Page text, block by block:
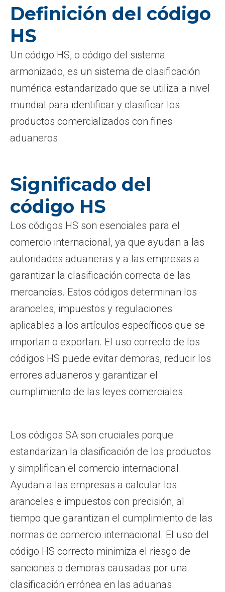
Definición del código
HS
Un código HS, o código del sistema
armonizado, es un sistema de clasificación
numérica estandarizado que se utiliza a nivel
mundial para identificar y clasificar los
productos comercializados con fines
aduaneros.
Significado del
código HS
Los códigos HS son esenciales para el
comercio internacional, ya que ayudan a las
autoridades aduaneras y a las empresas a
garantizar la clasificación correcta de las
mercancías. Estos códigos determinan los
aranceles, impuestos y regulaciones
aplicables a los artículos específicos que se
importan o exportan. El uso correcto de los
códigos HS puede evitar demoras, reducir los
errores aduaneros y garantizar el
cumplimiento de las leyes comerciales.
Los códigos SA son cruciales porque
estandarizan la clasificación de los productos
y simplifican el comercio internacional.
Ayudan a las empresas a calcular los
aranceles e impuestos con precisión, al
tiempo que garantizan el cumplimiento de las
normas de comercio internacional. El uso del
código HS correcto minimiza el riesgo de
sanciones o demoras causadas por una
clasificación errónea en las aduanas.